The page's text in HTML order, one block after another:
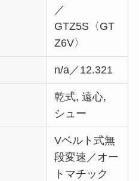
／
GTZ5S〈GT
Z6V〉
n/a／12.321
乾式, 遠心,
シュー
Vベルト式無
段変速／オー
トマチック